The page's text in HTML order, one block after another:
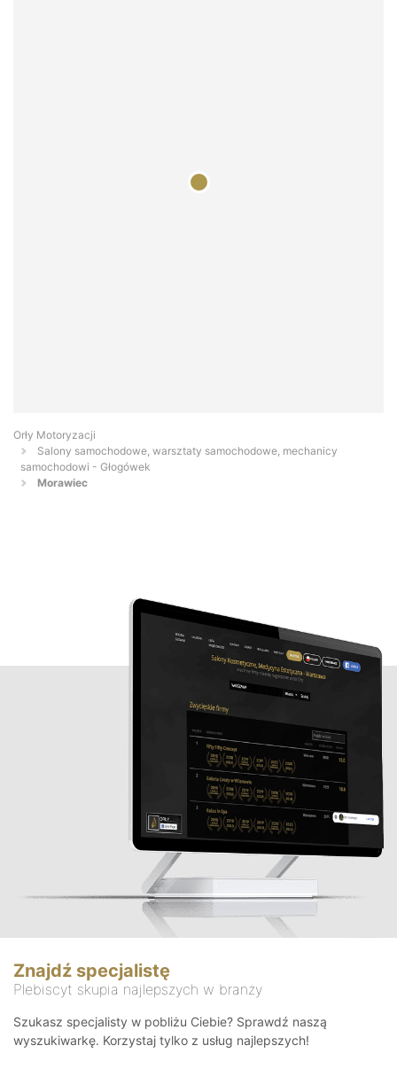
Orły Motoryzacji
Salony samochodowe, warsztaty samochodowe, mechanicy
samochodowi - Głogówek
Morawiec
Znajdź specjalistę
Plebiscyt skupia najlepszych w branży
Szukasz specjalisty w pobliżu Ciebie? Sprawdź naszą
wyszukiwarkę. Korzystaj tylko z usług najlepszych!